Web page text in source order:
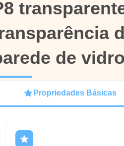
de vidro
de vidro
Propriedades Básicas